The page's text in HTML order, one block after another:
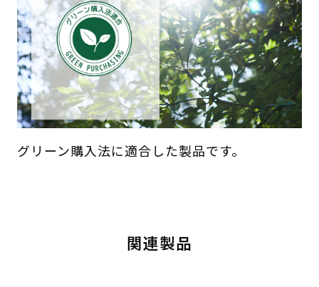
グリーン購入法に適合した製品です。
関連製品